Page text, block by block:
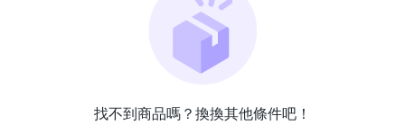
找不到商品嗎？換換其他條件吧！